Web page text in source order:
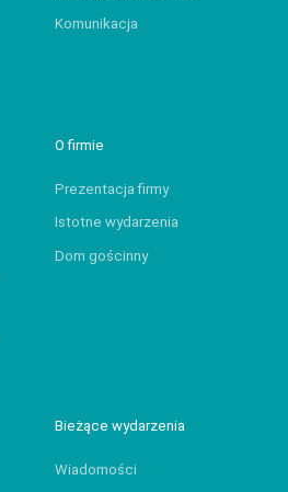
Komunikacja
O firmie
Prezentacja firmy
Istotne wydarzenia
Dom gościnny
Bieżące wydarzenia
Wiadomości